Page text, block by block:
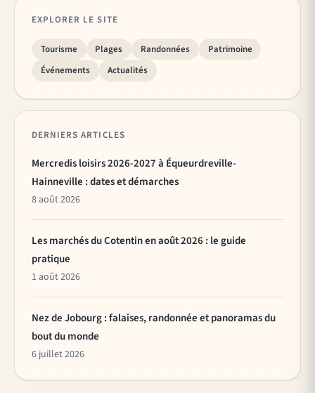
EXPLORER LE SITE
Tourisme Plages Randonnées
Patrimoine
Événements
Actualités
DERNIERS ARTICLES
Mercredis loisirs 2026-2027 à Équeurdreville-
Hainneville : dates et démarches
8 août 2026
Les marchés du Cotentin en août 2026 : le guide
pratique
1 août 2026
Nez de Jobourg : falaises, randonnée et panoramas du
bout du monde
6 juillet 2026